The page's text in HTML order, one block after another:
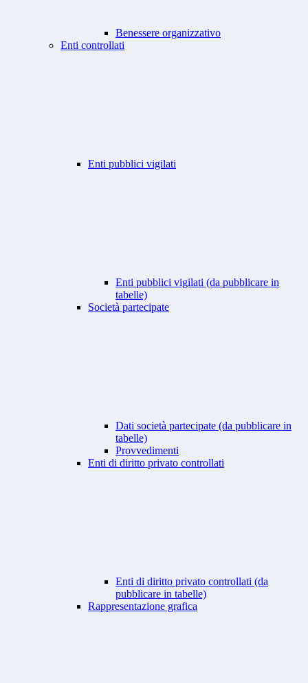
Benessere organizzativo
Enti controllati
Enti pubblici vigilati
Enti pubblici vigilati (da pubblicare in
tabelle)
Società partecipate
Dati società partecipate (da pubblicare in
tabelle)
Provvedimenti
Enti di diritto privato controllati
Enti di diritto privato controllati (da
pubblicare in tabelle)
Rappresentazione grafica